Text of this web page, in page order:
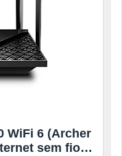
WiFi 6 (Archer
sem fio